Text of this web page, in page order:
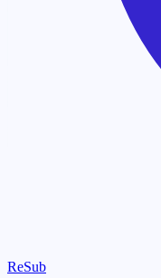
ReSub